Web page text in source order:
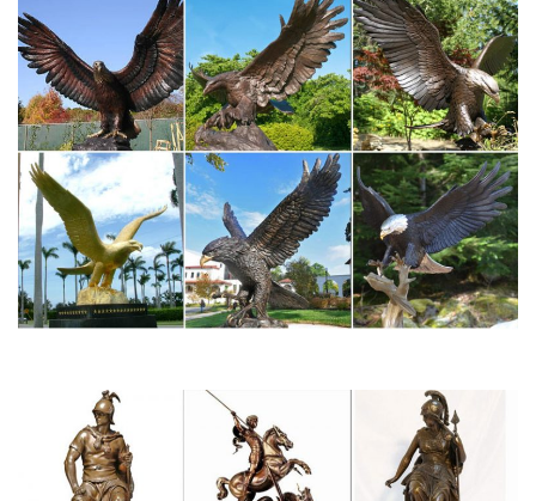
Царском Селе.
В Царском селе появились собственные сувениры
ЯрСказка Ярославль ЯрСказка- интернет-магазин подарков и
сувениров предлагает широкий выбор сувенирной продукции:
статуэткиЛетом этого года в музее-заповеднике «Царское
Село» состоялись два важных события: после реставрации
открылся для посетителей…
Собаки российской императорской семьи – Чтоб мы так жили!
В художественном собрании музея-заповедника "Царское
Село" есть одна интересная и необычная картина – это
работа И.-А Швабе "Любимцы императорской семьи" (или
Екатерининский дворец. Агатовые комнаты. Агатовый
кабинет…
В XVIII веке символика, аллегории, так часто
использовавшиеся в декоративно-прикладном искусстве,